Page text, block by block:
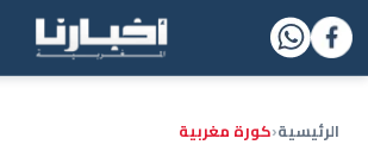
الرئيسية‹كورة مغربية